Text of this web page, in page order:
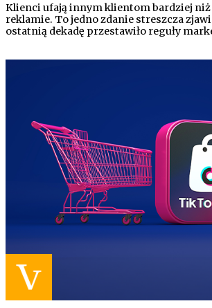
Klienci ufają innym klientom bardziej
reklamie. To jedno zdanie streszcza
ostatnią dekadę przestawiło reguły